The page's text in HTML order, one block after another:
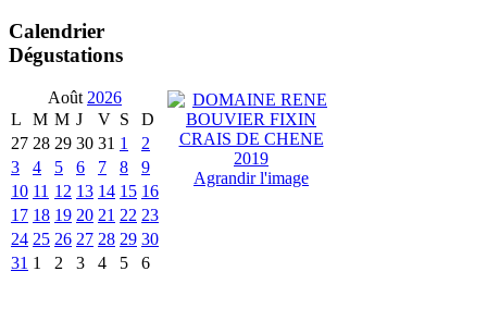
Calendrier
Dégustations
Août 2026
L
M M J V S
D
27 28 29 30 31 1
2
3
4 5 6 7 8
9
10 11 12 13 14 15 16
17 18 19 20 21 22 23
24 25 26 27 28 29 30
31 1 2 3 4 5 6
Agrandir l'image